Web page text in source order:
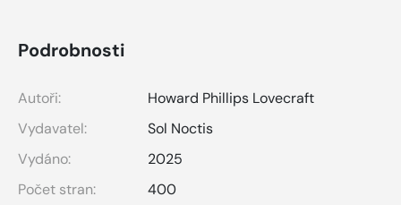
Podrobnosti
Autoři:
Howard Phillips Lovecraft
Vydavatel:
Sol Noctis
Vydáno:
2025
Počet stran:
400